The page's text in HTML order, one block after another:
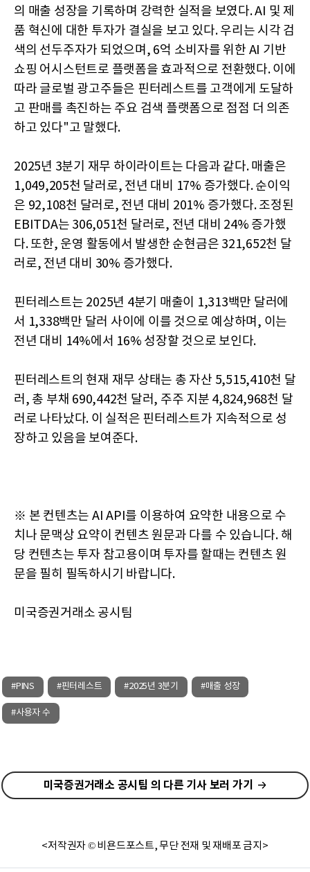
의 매출 성장을 기록하며 강력한 실적을 보였다. AI 및 제
품 혁신에 대한 투자가 결실을 보고 있다. 우리는 시각 검
색의 선두주자가 되었으며, 6억 소비자를 위한 AI 기반
쇼핑 어시스턴트로 플랫폼을 효과적으로 전환했다. 이에
따라 글로벌 광고주들은 핀터레스트를 고객에게 도달하
고 판매를 촉진하는 주요 검색 플랫폼으로 점점 더 의존
하고 있다"고 말했다.
2025년 3분기 재무 하이라이트는 다음과 같다. 매출은
1,049,205천 달러로, 전년 대비 17% 증가했다. 순이익
은 92,108천 달러로, 전년 대비 201% 증가했다. 조정된
EBITDA는 306,051천 달러로, 전년 대비 24% 증가했
다. 또한, 운영 활동에서 발생한 순현금은 321,652천 달
러로, 전년 대비 30% 증가했다.
핀터레스트는 2025년 4분기 매출이 1,313백만 달러에
서 1,338백만 달러 사이에 이를 것으로 예상하며, 이는
전년 대비 14%에서 16% 성장할 것으로 보인다.
핀터레스트의 현재 재무 상태는 총 자산 5,515,410천 달
러, 총 부채 690,442천 달러, 주주 지분 4,824,968천 달
러로 나타났다. 이 실적은 핀터레스트가 지속적으로 성
장하고 있음을 보여준다.
※ 본 컨텐츠는 AI API를 이용하여 요약한 내용으로 수
치나 문맥상 요약이 컨텐츠 원문과 다를 수 있습니다. 해
당 컨텐츠는 투자 참고용이며 투자를 할때는 컨텐츠 원
문을 필히 필독하시기 바랍니다.
미국증권거래소 공시팀
#PINS #핀터레스트 #2025년 3분기 #매출 성장
#사용자 수
미국증권거래소 공시팀 의 다른 기사 보러 가기
<저작권자 © 비욘드포스트, 무단 전재 및 재배포 금지>